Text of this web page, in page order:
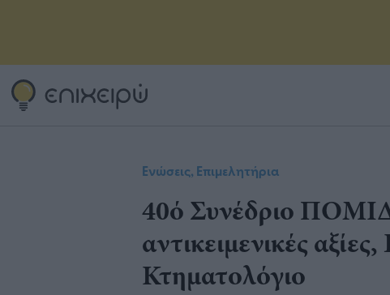
Ενώσεις, Επιμελητήρια
40ό Συνέδριο
αντικειμενικές
Κτηματολόγιο